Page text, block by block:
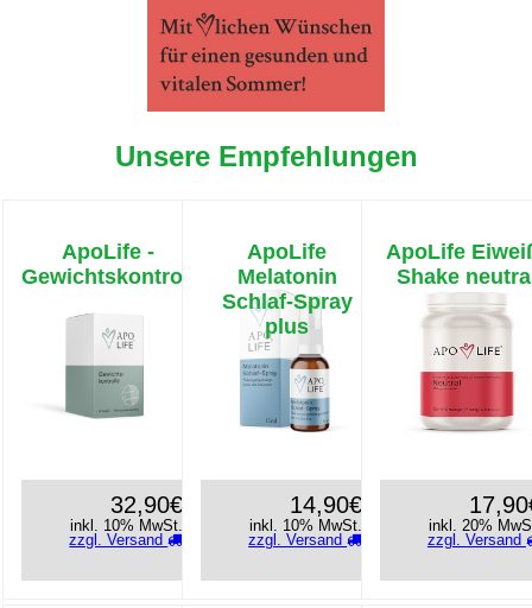
Unsere Empfehlungen
ApoLife -
Gewichtskontrolle
32,90€
inkl. 10% MwSt.
zzgl. Versand
ApoLife
Melatonin
Schlaf-Spray
plus
14,90€
inkl. 10% MwSt.
zzgl. Versand
ApoLife
Shake
inkl. 20%
zzgl. Versand